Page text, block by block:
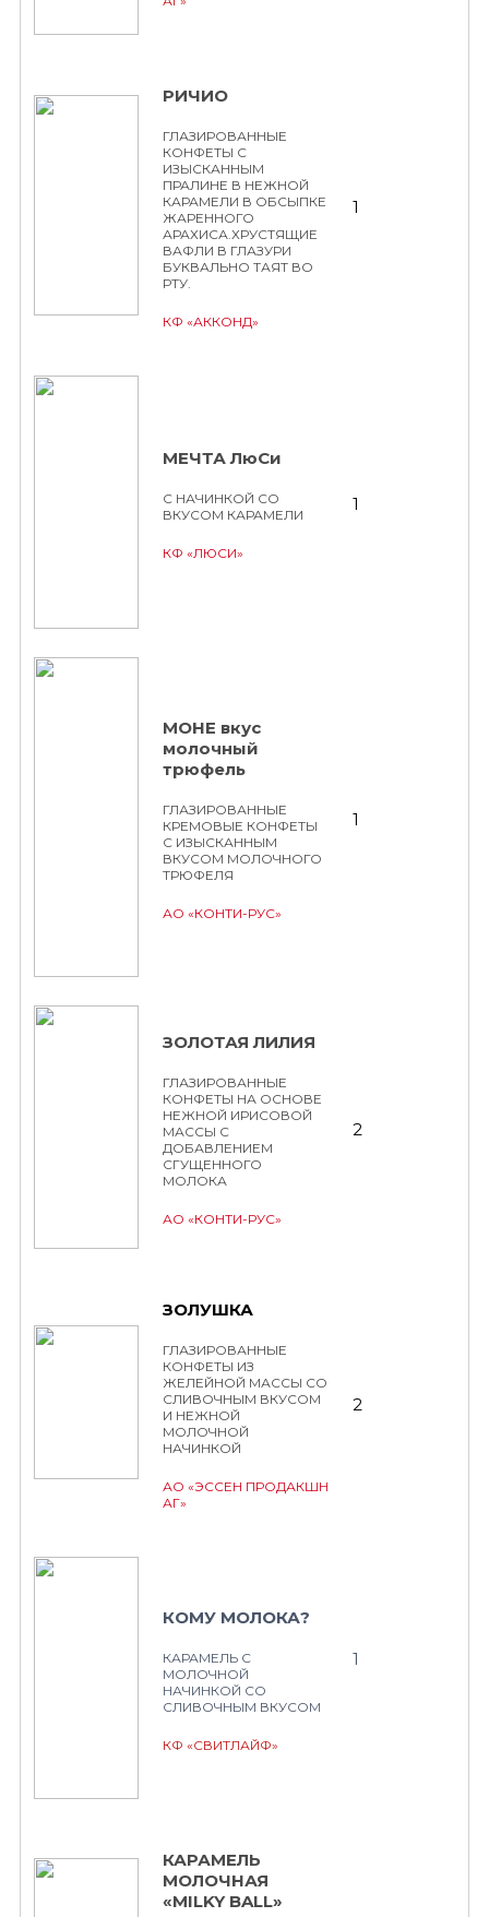
РИЧИО
ГЛАЗИРОВАННЫЕ
КОНФЕТЫ С
ИЗЫСКАННЫМ
ПРАЛИНЕ В НЕЖНОЙ
КАРАМЕЛИ В ОБСЫПКЕ
ЖАРЕННОГО
АРАХИСА.ХРУСТЯЩИЕ
ВАФЛИ В ГЛАЗУРИ
БУКВАЛЬНО ТАЯТ ВО
РТУ.
КФ «АККОНД»
1
МЕЧТА ЛюСи
С НАЧИНКОЙ СО
ВКУСОМ КАРАМЕЛИ
КФ «ЛЮСИ»
1
МОНЕ вкус
молочный
трюфель
ГЛАЗИРОВАННЫЕ
КРЕМОВЫЕ КОНФЕТЫ
С ИЗЫСКАННЫМ
ВКУСОМ МОЛОЧНОГО
ТРЮФЕЛЯ
АО «КОНТИ-РУС»
1
ЗОЛОТАЯ ЛИЛИЯ
ГЛАЗИРОВАННЫЕ
КОНФЕТЫ НА ОСНОВЕ
НЕЖНОЙ ИРИСОВОЙ
МАССЫ С
ДОБАВЛЕНИЕМ
СГУЩЕННОГО
МОЛОКА
АО «КОНТИ-РУС»
2
ЗОЛУШКА
ГЛАЗИРОВАННЫЕ
КОНФЕТЫ ИЗ
ЖЕЛЕЙНОЙ МАССЫ СО
СЛИВОЧНЫМ ВКУСОМ
И НЕЖНОЙ
МОЛОЧНОЙ
НАЧИНКОЙ
АО «ЭССЕН ПРОДАКШН
АГ»
2
КОМУ МОЛОКА?
КАРАМЕЛЬ С
МОЛОЧНОЙ
НАЧИНКОЙ СО
СЛИВОЧНЫМ ВКУСОМ
КФ «СВИТЛАЙФ»
1
КАРАМЕЛЬ
МОЛОЧНАЯ
«MILKY BALL»